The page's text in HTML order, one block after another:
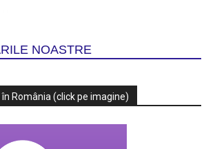
NOASTRE
România (click pe imagine)